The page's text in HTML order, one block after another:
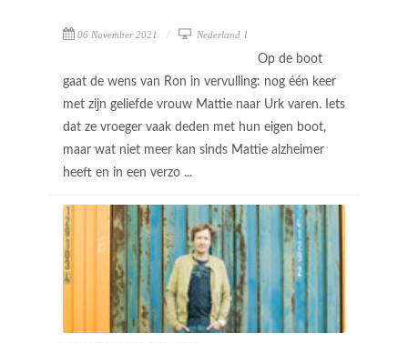
06 November 2021 Nederland 1
Op de boot
gaat de wens van Ron in vervulling: nog één keer
met zijn geliefde vrouw Mattie naar Urk varen. Iets
dat ze vroeger vaak deden met hun eigen boot,
maar wat niet meer kan sinds Mattie alzheimer
heeft en in een verzo ...